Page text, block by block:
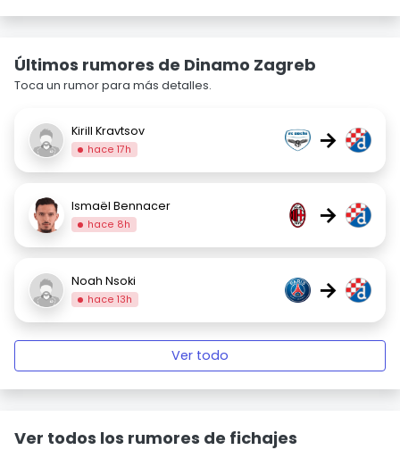
Últimos rumores de Dinamo Zagreb
Toca un rumor para más detalles.
Kirill Kravtsov
hace 17h →
Ismaël Bennacer
hace 8h →
Noah Nsoki
hace 13h →
Ver todo
Ver todos los rumores de fichajes